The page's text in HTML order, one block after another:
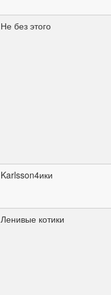
Не без этого
Karlsson4ики
Ленивые котики